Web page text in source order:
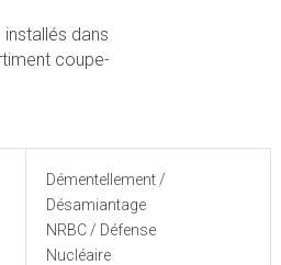
dans
coupe-
Démentellement /
Désamiantage
NRBC / Défense
Nucléaire